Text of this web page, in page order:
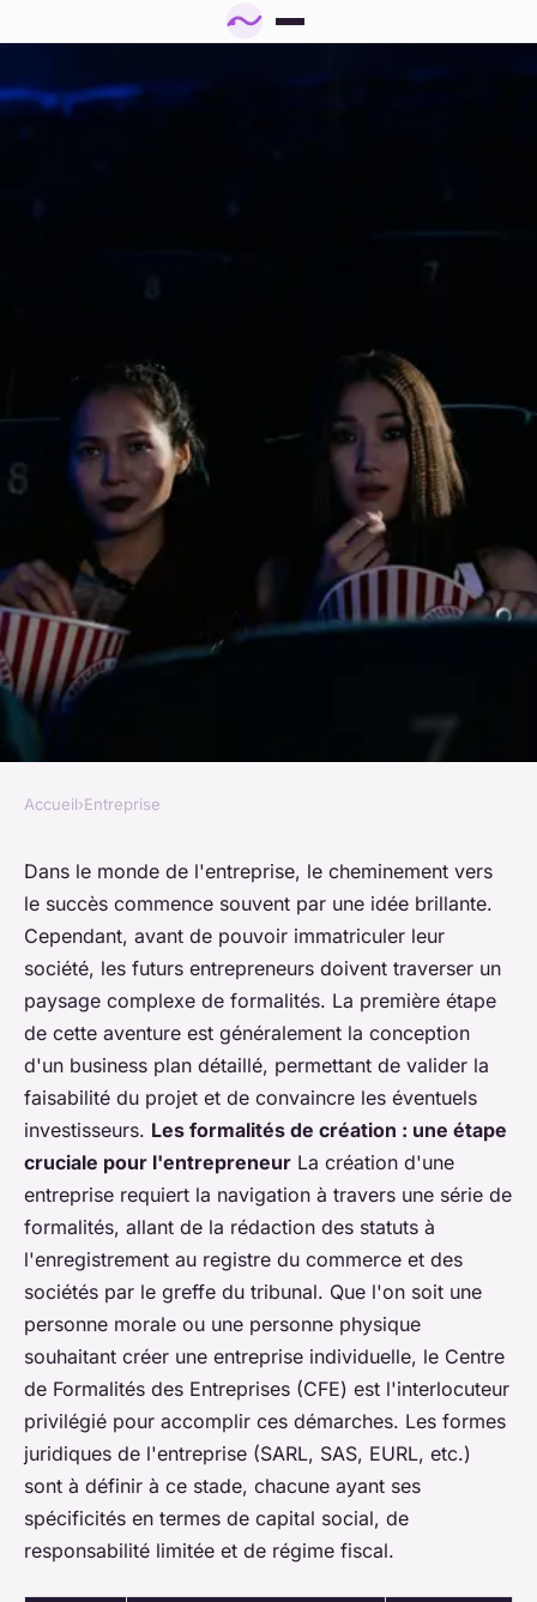
ENTREPRISE
Réussir dans l'entreprise : les
clés du succès entrepreneurial
!
oqtej•7 juillet 2023•2 min de lecture
Accueil›Entreprise
Dans le monde de l'entreprise, le cheminement vers
le succès commence souvent par une idée brillante.
Cependant, avant de pouvoir immatriculer leur
société, les futurs entrepreneurs doivent traverser un
paysage complexe de formalités. La première étape
de cette aventure est généralement la conception
d'un business plan détaillé, permettant de valider la
faisabilité du projet et de convaincre les éventuels
investisseurs. Les formalités de création : une étape
cruciale pour l'entrepreneur La création d'une
entreprise requiert la navigation à travers une série de
formalités, allant de la rédaction des statuts à
l'enregistrement au registre du commerce et des
sociétés par le greffe du tribunal. Que l'on soit une
personne morale ou une personne physique
souhaitant créer une entreprise individuelle, le Centre
de Formalités des Entreprises (CFE) est l'interlocuteur
privilégié pour accomplir ces démarches. Les formes
juridiques de l'entreprise (SARL, SAS, EURL, etc.)
sont à définir à ce stade, chacune ayant ses
spécificités en termes de capital social, de
responsabilité limitée et de régime fiscal.